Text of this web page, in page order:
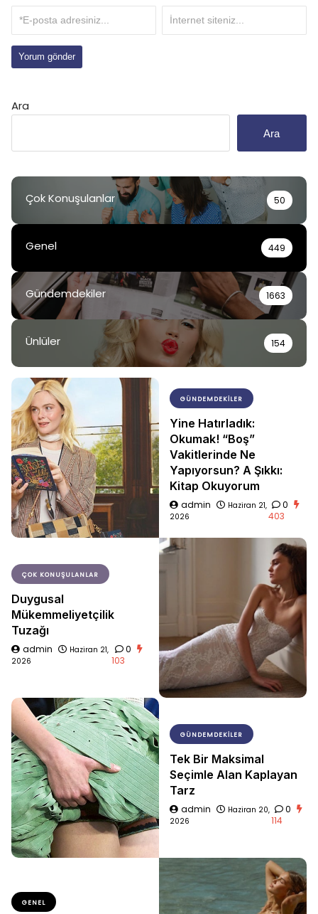
Ara
Ara
Çok Konuşulanlar 50
Genel 449
Gündemdekiler 1663
Ünlüler 154
GÜNDEMDEKILER
Yine Hatırladık:
Okumak! “Boş”
Vakitlerinde Ne
Yapıyorsun? A Şıkkı:
Kitap Okuyorum
admin
Haziran 21,
2026
0
403
ÇOK KONUŞULANLAR
Duygusal
Mükemmeliyetçilik
Tuzağı
admin
Haziran 21,
2026
0
103
GÜNDEMDEKILER
Tek Bir Maksimal
Seçimle Alan Kaplayan
Tarz
admin
Haziran 20,
2026
0
114
GENEL